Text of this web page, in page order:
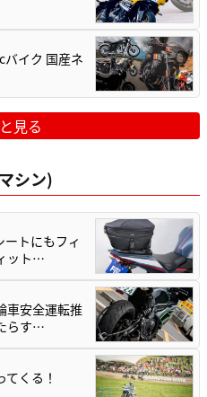
バイク 国産ネ
見る
シン)
トにもフィ
ット…
車安全運転推
らす…
くる！